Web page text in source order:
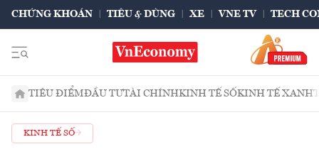
CHỨNG KHOÁN TIÊU & DÙNG XE VNE TV TECH
TIÊU ĐIỂMĐẦU TƯTÀI CHÍNHKINH TẾ SỐKINH TẾ XANH
KINH TẾ SỐ